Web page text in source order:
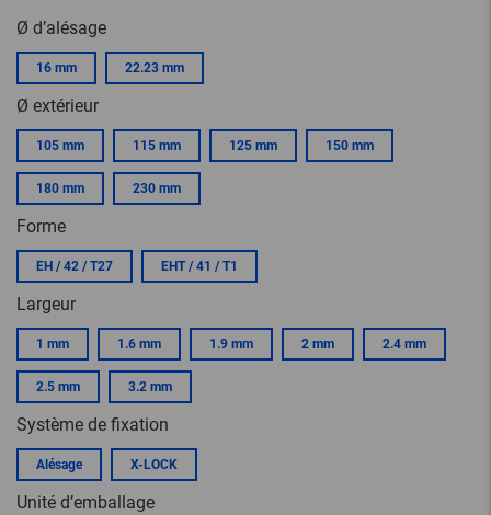
Ø d’alésage
16 mm 22.23 mm
Ø extérieur
105 mm 115 mm 125 mm 150 mm
180 mm 230 mm
Forme
EH / 42 / T27 EHT / 41 / T1
Largeur
1 mm 1.6 mm 1.9 mm 2 mm 2.4 mm
2.5 mm 3.2 mm
Système de fixation
Alésage X-LOCK
Unité d’emballage